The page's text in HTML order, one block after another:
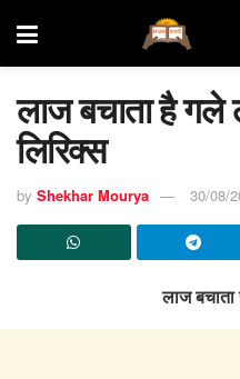
लाज बचाता है गले
लिरिक्स
by Shekhar Mourya 30/08/
लाज